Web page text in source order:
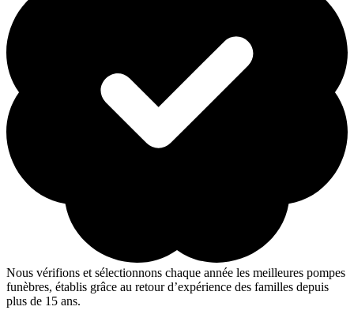
Nous vérifions et sélectionnons chaque année les meilleures pompes
funèbres, établis grâce au retour d’expérience des familles depuis
plus de 15 ans.